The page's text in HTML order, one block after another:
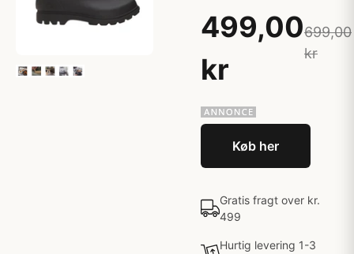
499,00
kr
699,00
kr
Køb her
Gratis fragt over kr.
499
Hurtig levering 1-3